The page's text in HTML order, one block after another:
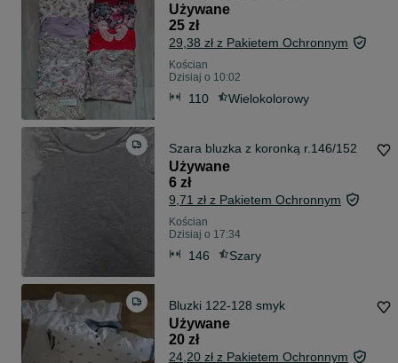
Używane
25 zł
29,38 zł z Pakietem Ochronnym
Kościan
Dzisiaj o 10:02
110 Wielokolorowy
Szara bluzka z koronką r.146/152
Używane
6 zł
9,71 zł z Pakietem Ochronnym
Kościan
Dzisiaj o 17:34
146 Szary
Bluzki 122-128 smyk
Używane
20 zł
24,20 zł z Pakietem Ochronnym